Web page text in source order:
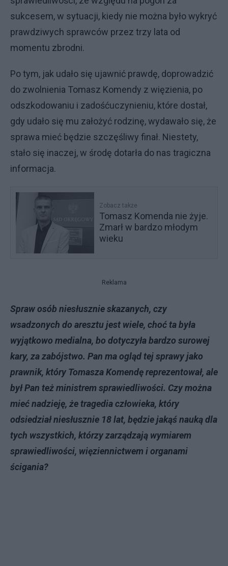
sukcesem, w sytuacji, kiedy nie można było wykryć
prawdziwych sprawców przez trzy lata od
momentu zbrodni.
Po tym, jak udało się ujawnić prawdę, doprowadzić
do zwolnienia Tomasz Komendy z więzienia, po
odszkodowaniu i zadośćuczynieniu, które dostał,
gdy udało się mu założyć rodzinę, wydawało się, że
sprawa mieć będzie szczęśliwy finał. Niestety,
stało się inaczej, w środę dotarła do nas tragiczna
informacja.
Zobacz także
Tomasz Komenda nie żyje.
Zmarł w bardzo młodym
wieku
Reklama
Spraw osób niesłusznie skazanych, czy
wsadzonych do aresztu jest wiele, choć ta była
wyjątkowo medialna, bo dotyczyła bardzo surowej
kary, za zabójstwo. Pan ma ogląd tej sprawy jako
prawnik, który Tomasza Komendę reprezentował, ale
był Pan też ministrem sprawiedliwości. Czy można
mieć nadzieję, że tragedia człowieka, który
odsiedział niesłusznie 18 lat, będzie jakąś nauką dla
tych wszystkich, którzy zarządzają wymiarem
sprawiedliwości, więziennictwem i organami
ścigania?